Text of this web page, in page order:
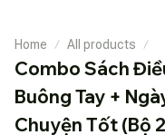
Home All products
Combo Sách
Buông Tay +
Chuyện Tốt (Bộ